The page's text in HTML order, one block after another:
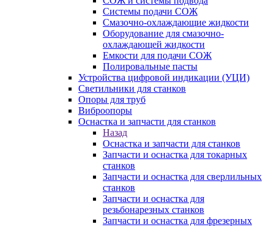
Системы подачи СОЖ
Смазочно-охлаждающие жидкости
Оборудование для смазочно-
охлаждающей жидкости
Емкости для подачи СОЖ
Полировальные пасты
Устройства цифровой индикации (УЦИ)
Светильники для станков
Опоры для труб
Виброопоры
Оснастка и запчасти для станков
Назад
Оснастка и запчасти для станков
Запчасти и оснастка для токарных
станков
Запчасти и оснастка для сверлильных
станков
Запчасти и оснастка для
резьбонарезных станков
Запчасти и оснастка для фрезерных